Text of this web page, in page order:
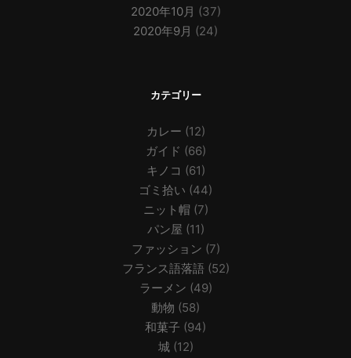
2020年10月 (37)
2020年9月 (24)
カテゴリー
カレー (12)
ガイド (66)
キノコ (61)
ゴミ拾い (44)
ニット帽 (7)
パン屋 (11)
ファッション (7)
フランス語落語 (52)
ラーメン (49)
動物 (58)
和菓子 (94)
城(12)